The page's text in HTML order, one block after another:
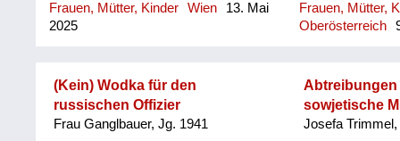
Frauen, Mütter, Kinder Wien
13. Mai
2025
Frauen, Mütter,
Oberösterreich
(Kein) Wodka für den
russischen Offizier
Frau Ganglbauer, Jg. 1941
Abtreibungen
sowjetische
Josefa